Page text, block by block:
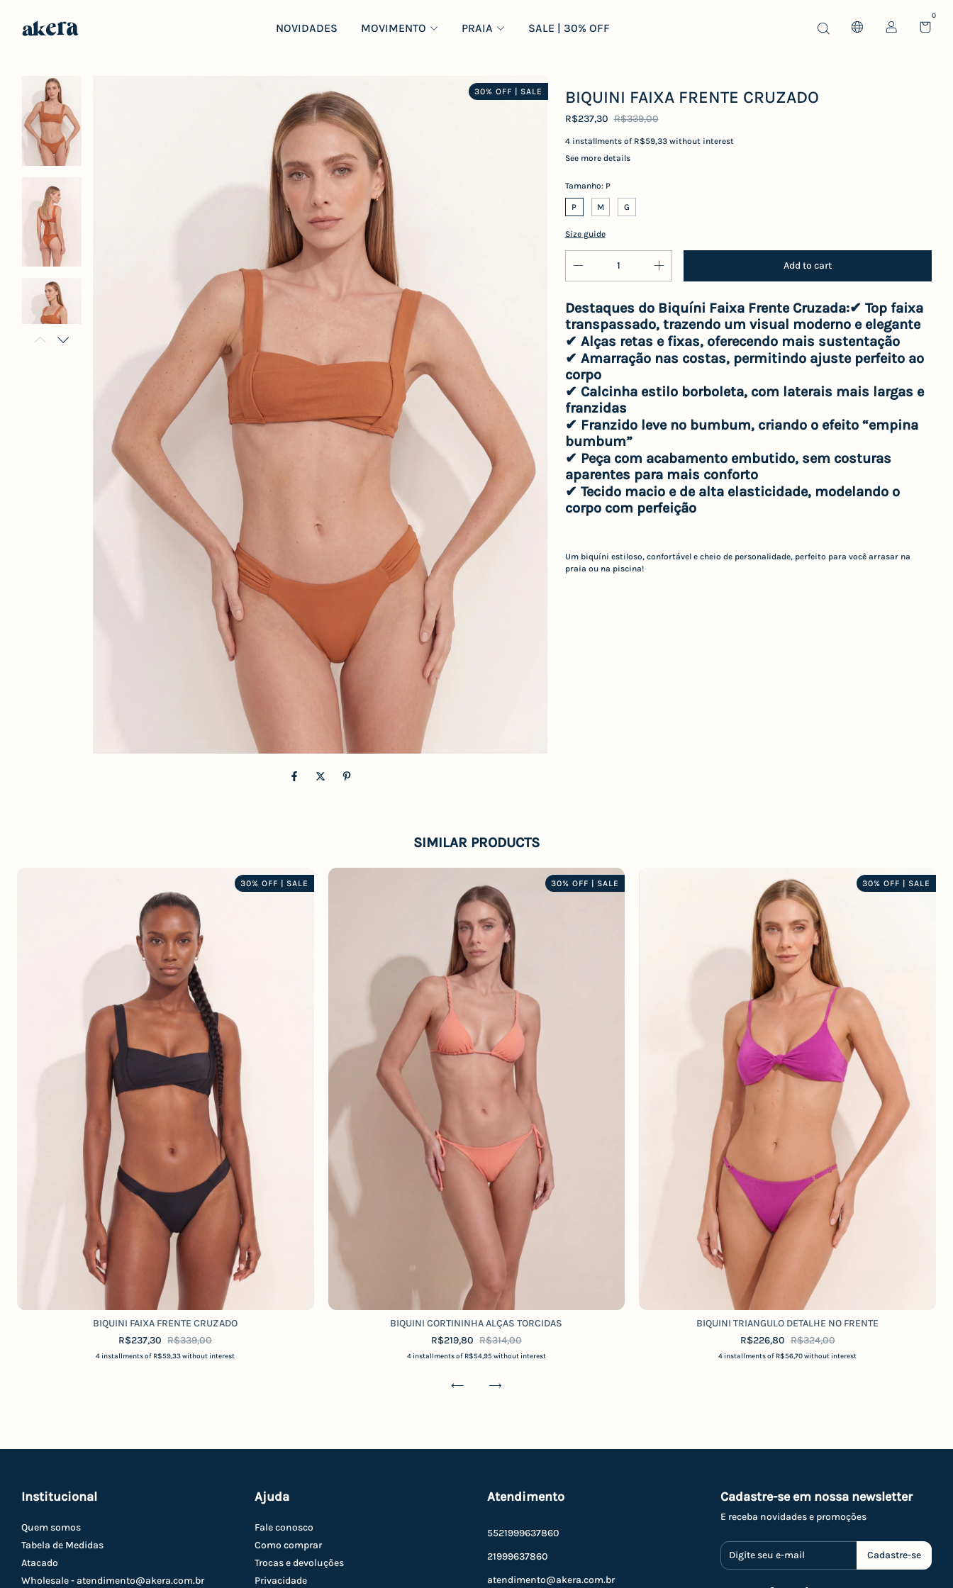
NOVIDADES MOVIMENTO PRAIA SALE | 30% OFF
0
30% OFF | SALE BIQUINI FAIXA FRENTE CRUZADO
R$237,30 R$339,00
4 installments of R$59,33 without interest
See more details
Tamanho: P
P M G
Size guide
Destaques do Biquíni Faixa Frente Cruzada:✔ Top faixa
transpassado, trazendo um visual moderno e elegante
✔ Alças retas e fixas, oferecendo mais sustentação
✔ Amarração nas costas, permitindo ajuste perfeito ao
corpo
✔ Calcinha estilo borboleta, com laterais mais largas e
franzidas
✔ Franzido leve no bumbum, criando o efeito “empina
bumbum”
✔ Peça com acabamento embutido, sem costuras
aparentes para mais conforto
✔ Tecido macio e de alta elasticidade, modelando o
corpo com perfeição
Um biquíni estiloso, confortável e cheio de personalidade, perfeito para você arrasar na
praia ou na piscina!
SIMILAR PRODUCTS
30% OFF | SALE
BIQUINI FAIXA FRENTE CRUZADO
R$237,30 R$339,00
4 installments of R$59,33without interest
30% OFF | SALE
BIQUINI CORTININHA ALÇAS TORCIDAS
R$219,80 R$314,00
4 installments of R$54,95without interest
30% OFF | SALE
BIQUINI TRIANGULO DETALHE NO FRENTE
R$226,80 R$324,00
4 installments of R$56,70without interest
Institucional
Quem somos
Tabela de Medidas
Atacado
Wholesale -atendimento@akera.com.br
Ajuda
Fale conosco
Como comprar
Trocas e devoluções
Privacidade
Atendimento
5521999637860
21999637860
atendimento@akera.com.br
Cadastre-se em nossa newsletter
E receba novidades e promoções